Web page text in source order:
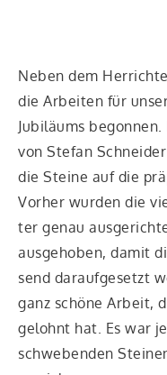
Neben dem
die Arbei­ten für
Jubi­lä­ums
von Ste­fan
die Stei­ne auf die
Vor­her wur­den die
ter genau
aus­ge­ho­ben, damit
send dar­auf­ge­setzt
ganz schö­ne Arbeit,
gelohnt hat. Es war
schwe­ben­den